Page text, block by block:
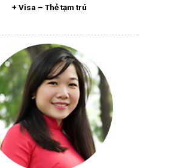
+ Visa – Thẻ tạm trú